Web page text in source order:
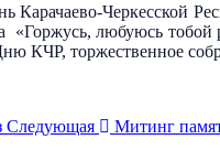
Карачаево-Черкесской
«Горжусь, любуюсь тобой
КЧР, торжественное
Следующая Митинг